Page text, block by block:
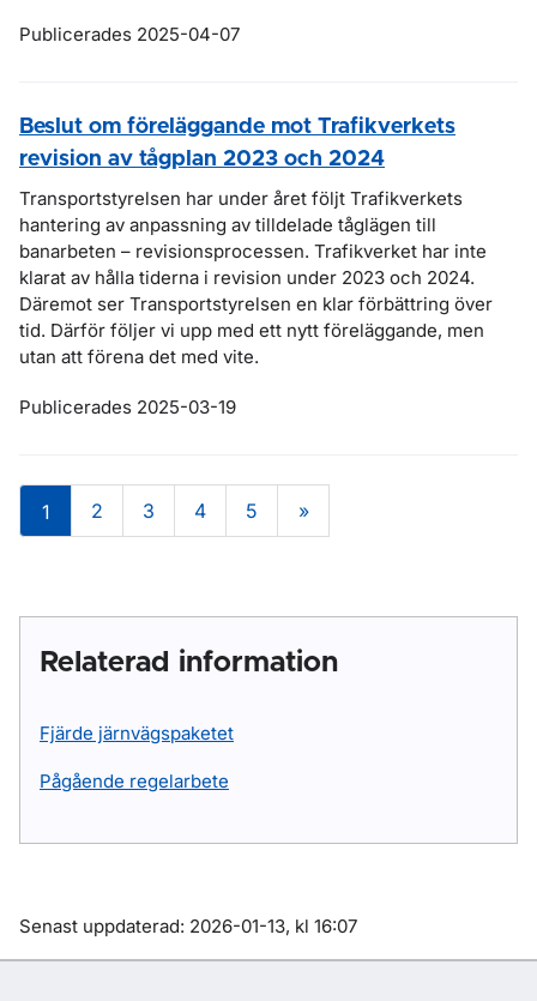
Publicerades 2025-04-07
Beslut om föreläggande mot Trafikverkets
revision av tågplan 2023 och 2024
Transportstyrelsen har under året följt Trafikverkets
hantering av anpassning av tilldelade tåglägen till
banarbeten – revisionsprocessen. Trafikverket har inte
klarat av hålla tiderna i revision under 2023 och 2024.
Däremot ser Transportstyrelsen en klar förbättring över
tid. Därför följer vi upp med ett nytt föreläggande, men
utan att förena det med vite.
Publicerades 2025-03-19
1 2 3 4 5 »
Relaterad information
Fjärde järnvägspaketet
Pågående regelarbete
Om sidan
Senast uppdaterad: 2026-01-13, kl 16:07